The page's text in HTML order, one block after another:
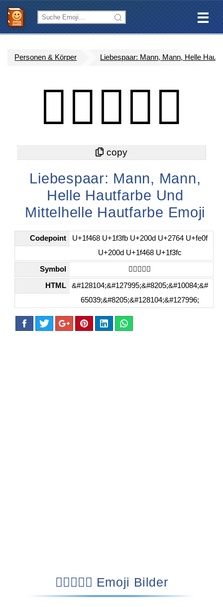
Personen & Körper Liebespaar: Mann, Mann, Helle
👨🏻‍❤️‍👨🏼
Liebespaar: Mann, Mann,
Helle Hautfarbe Und
Mittelhelle Hautfarbe Emoji
Codepoint
U+1f468 U+1f3fb U+200d U+2764 U+fe0f
U+200d U+1f468 U+1f3fc
Symbol 👨🏻‍❤️‍👨🏼
HTML
&#128104;&#127995;&#8205;&#10084;&#
65039;&#8205;&#128104;&#127996;
👨🏻‍❤️‍👨🏼 Emoji Bilder